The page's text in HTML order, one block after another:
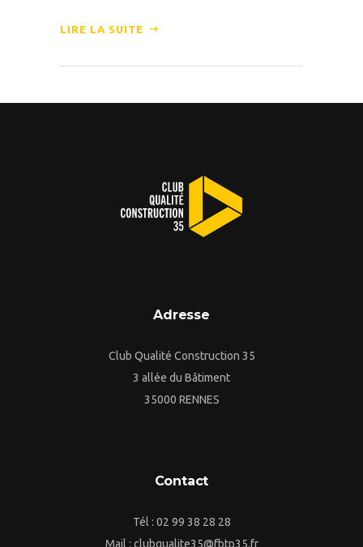
LIRE LA SUITE
Adresse
Club Qualité Construction 35
3 allée du Bâtiment
35000 RENNES
Contact
Tél : 02 99 38 28 28
Mail : clubqualite35@fbtp35.fr